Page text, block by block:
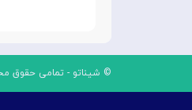
© شیناتو - تمامی حقوق